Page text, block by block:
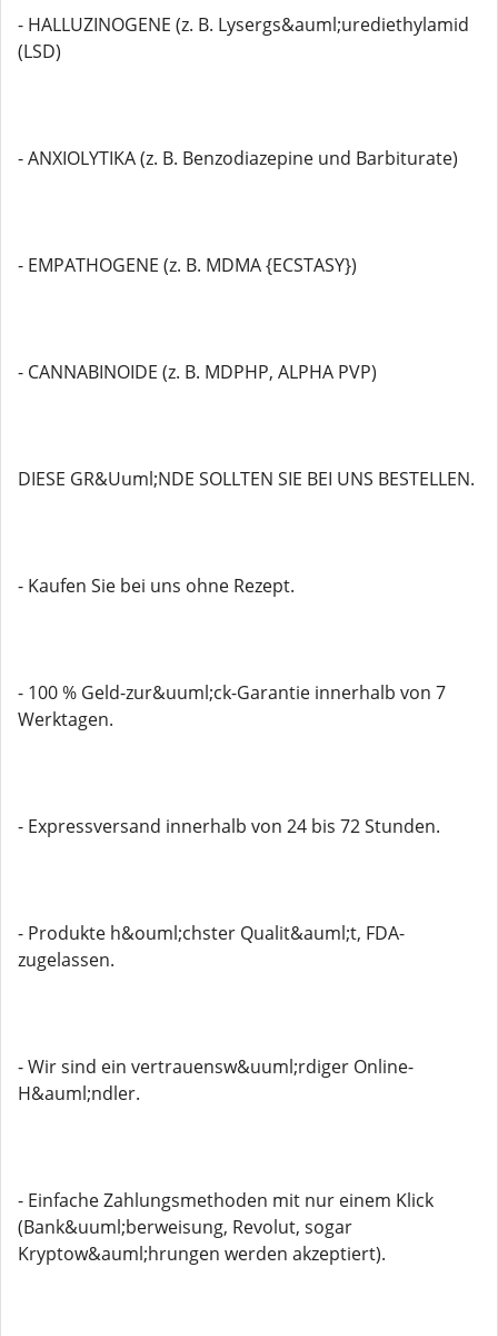
- HALLUZINOGENE (z. B. Lysergs&auml;urediethylamid
(LSD)
- ANXIOLYTIKA (z. B. Benzodiazepine und Barbiturate)
- EMPATHOGENE (z. B. MDMA {ECSTASY})
- CANNABINOIDE (z. B. MDPHP, ALPHA PVP)
DIESE GR&Uuml;NDE SOLLTEN SIE BEI ​​UNS BESTELLEN.
- Kaufen Sie bei uns ohne Rezept.
- 100 % Geld-zur&uuml;ck-Garantie innerhalb von 7
Werktagen.
- Expressversand innerhalb von 24 bis 72 Stunden.
- Produkte h&ouml;chster Qualit&auml;t, FDA-
zugelassen.
- Wir sind ein vertrauensw&uuml;rdiger Online-
H&auml;ndler.
- Einfache Zahlungsmethoden mit nur einem Klick
(Bank&uuml;berweisung, Revolut, sogar
Kryptow&auml;hrungen werden akzeptiert).